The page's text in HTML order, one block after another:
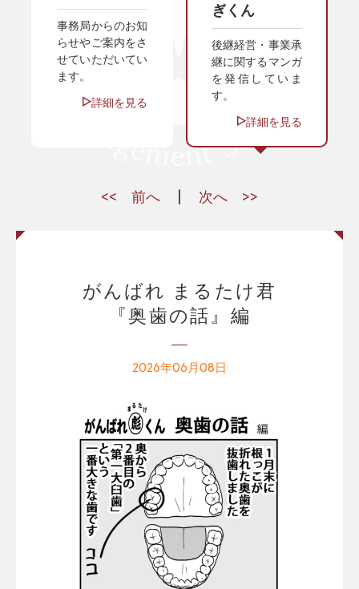
事務局からのお知
らせやご案内をさ
せていただいてい
ます。
詳細を見る
ぎくん
後継経営・事業承
継に関するマンガ
を発信していま
す。
詳細を見る
前へ 次へ
がんばれ まるたけ君
『奥歯の話』編
2026年06月08日